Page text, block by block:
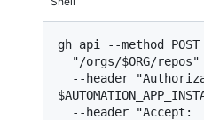
gh api --method